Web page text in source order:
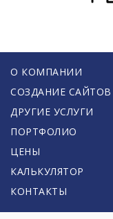
О КОМПАНИИ
СОЗДАНИЕ САЙТОВ
ДРУГИЕ УСЛУГИ
ПОРТФОЛИО
ЦЕНЫ
КАЛЬКУЛЯТОР
КОНТАКТЫ